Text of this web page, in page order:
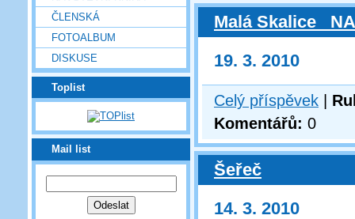
ČLENSKÁ
FOTOALBUM
DISKUSE
Toplist
Mail list
Malá Skalice _NA
19. 3. 2010
Celý příspěvek
Komentářů: 0
Šeřeč
14. 3. 2010